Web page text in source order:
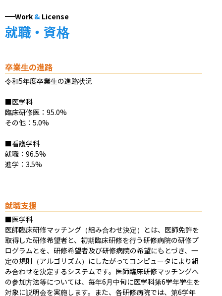
Work & License
就職・資格
卒業生の進路
令和5年度卒業生の進路状況
■医学科
臨床研修医：95.0%
その他：5.0%
■看護学科
就職：96.5%
進学：3.5%
就職支援
■医学科
医師臨床研修マッチング（組み合わせ決定）とは、医師免許を
取得した研修希望者と、初期臨床研修を行う研修病院の研修プ
ログラムとを、研修希望者及び研修病院の希望にもとづき、一
定の規則（アルゴリズム）にしたがってコンピュータにより組
み合わせを決定するシステムです。医師臨床研修マッチングへ
の参加方法等については、毎年6月中旬に医学科第6学年学生を
対象に説明会を実施します。また、各研修病院では、第6学年